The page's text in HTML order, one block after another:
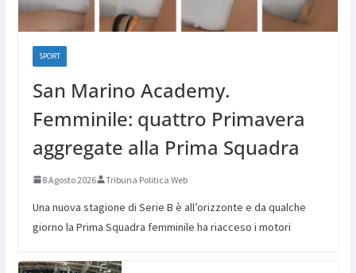
SPORT
San Marino Academy.
Femminile: quattro Primavera
aggregate alla Prima Squadra
8 Agosto 2026 Tribuna Politica Web
Una nuova stagione di Serie B è all’orizzonte e da qualche
giorno la Prima Squadra femminile ha riacceso i motori